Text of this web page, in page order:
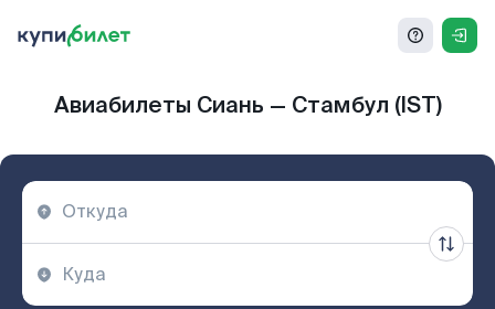
Авиабилеты Сиань — Стамбул (IST)